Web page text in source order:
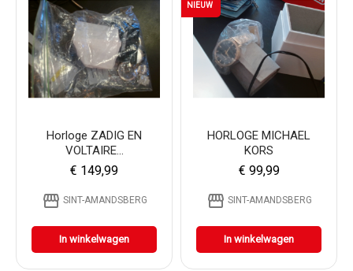
Horloge ZADIG EN
VOLTAIRE...
€ 149,99
storefront SINT-AMANDSBERG
In winkelwagen
HORLOGE MICHAEL
KORS
€ 99,99
storefront SINT-AMANDSBERG
In winkelwagen
NIEUW